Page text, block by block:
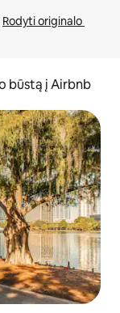
Rodyti originalo
būstą į Airbnb